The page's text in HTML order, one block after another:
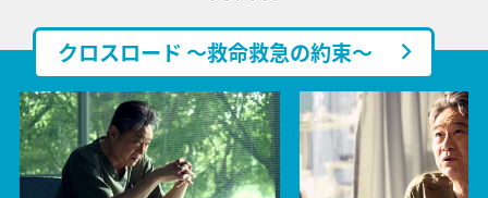
クロスロード ～救命救急の約束～